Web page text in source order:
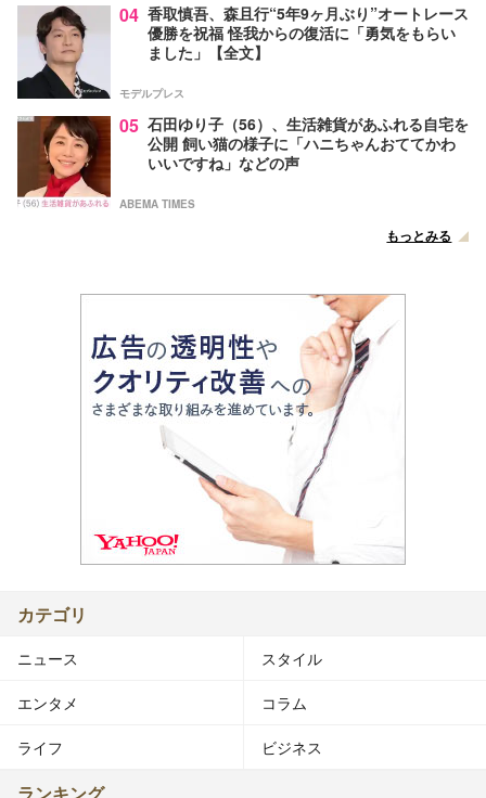
04 香取慎吾、森且行“5年9ヶ月ぶり”オートレース
優勝を祝福 怪我からの復活に「勇気をもらい
ました」【全文】
モデルプレス
05 石田ゆり子（56）、生活雑貨があふれる自宅を
公開 飼い猫の様子に「ハニちゃんおててかわ
いいですね」などの声
ABEMA TIMES
もっとみる
カテゴリ
ニュース スタイル
エンタメ コラム
ライフ ビジネス